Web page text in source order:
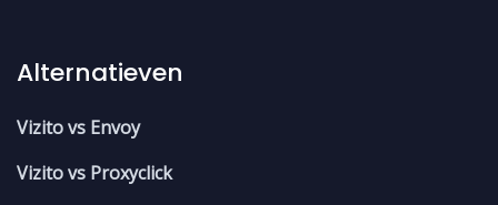
Alternatieven
Vizito vs Envoy
Vizito vs Proxyclick